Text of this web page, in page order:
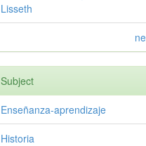
Lisseth
Subject
Enseñanza-aprendizaje
Historia